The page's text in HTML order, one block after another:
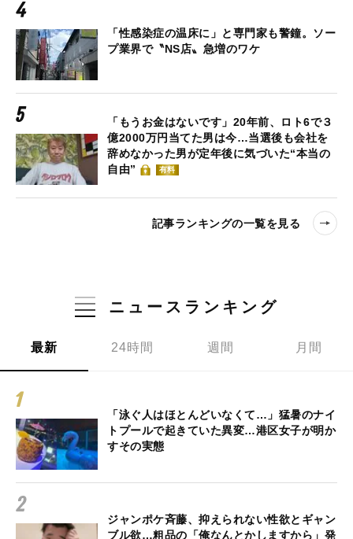
「性感染症の温床に」と専門家も警鐘。ソー
プ業界で〝NS店〟急増のワケ
「もうお金はないです」20年前、ロト6で３
億2000万円当てた男は今…当選後も会社を
辞めなかった男が定年後に気づいた“本当の
自由”
有料
記事ランキングの一覧を見る
ニュースランキング
最新 24時間 週間 月間
「泳ぐ人はほとんどいなくて…」猛暑のナイ
トプールで起きていた異変…港区女子が明か
すその実態
ジャンポケ斉藤、抑えられない性欲とギャン
ブル欲…粗品の「俺なんとかしますから」発